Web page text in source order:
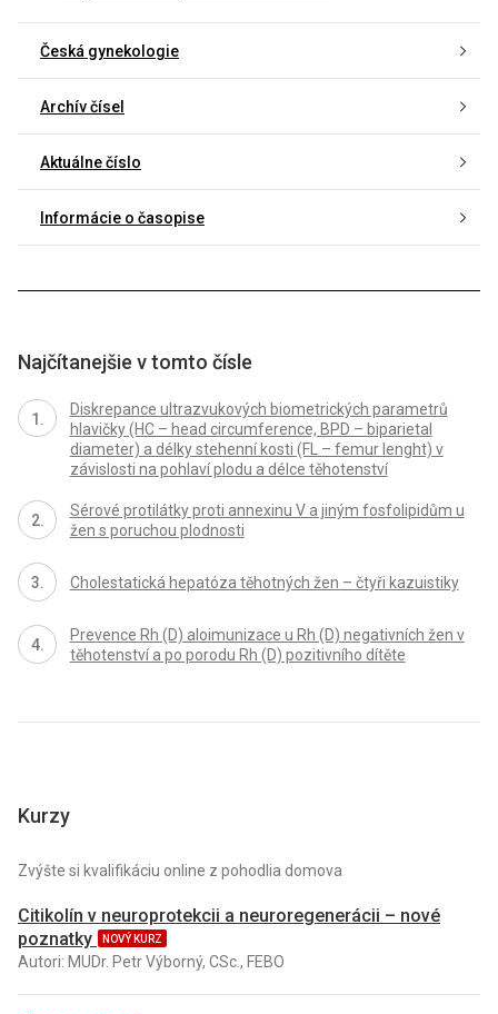
Česká gynekologie
Archív čísel
Aktuálne číslo
Informácie o časopise
Najčítanejšie v tomto čísle
Diskrepance ultrazvukových biometrických parametrů
hlavičky (HC – head circumference, BPD – biparietal
diameter) a délky stehenní kosti (FL – femur lenght) v
závislosti na pohlaví plodu a délce těhotenství
Sérové protilátky proti annexinu V a jiným fosfolipidům u
žen s poruchou plodnosti
Cholestatická hepatóza těhotných žen – čtyři kazuistiky
Prevence Rh (D) aloimunizace u Rh (D) negativních žen v
těhotenství a po porodu Rh (D) pozitivního dítěte
Kurzy
Zvýšte si kvalifikáciu online z pohodlia domova
Citikolín v neuroprotekcii a neuroregenerácii – nové
poznatky
NOVÝ KURZ
Autori: MUDr. Petr Výborný, CSc., FEBO